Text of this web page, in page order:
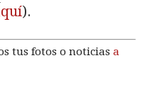
).
tus fotos o noticias a